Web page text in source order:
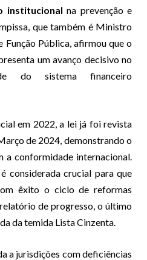
institucional na prevenção e
que também é Ministro
Função Pública, afirmou que o
um avanço decisivo no
do sistema financeiro
em 2022, a lei já foi revista
de 2024, demonstrando o
a conformidade internacional.
considerada crucial para que
êxito o ciclo de reformas
de progresso, o último
da temida Lista Cinzenta.
a jurisdições com deficiências